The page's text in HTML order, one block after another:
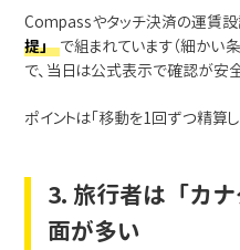
Compassやタッチ決済の運賃設
提」 で組まれています（細かい
で、当日は公式表示で確認が安全
ポイントは「移動を1回ずつ精算
3. 旅行者は「カ
面が多い